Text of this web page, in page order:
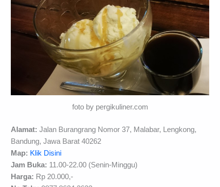
foto by pergikuliner.com
Alamat: Jalan Burangrang Nomor 37, Malabar, Lengkong,
Bandung, Jawa Barat 40262
Map: Klik Disini
Jam Buka: 11.00-22.00 (Senin-Minggu)
Harga: Rp 20.000,-